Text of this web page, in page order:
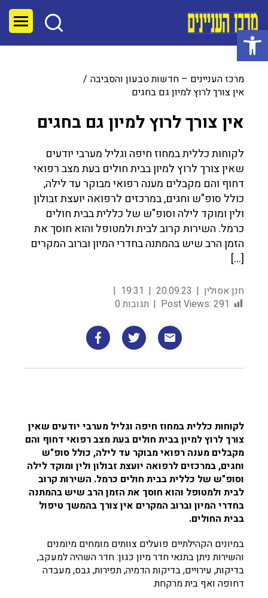
פתח סרגל נגישות
מרכז העניינים – חדשות טבעון והסביבה
אין צורך לרוץ למיון גם בחגים
אין צורך לרוץ למיון גם בחגים
לקוחות כללית במחוז חיפה וגליל מערבי יודעים
שאין צורך לרוץ למיון בבית חולים בעת מצב רפואי
דחוף והם מקבלים מענה רפואי מבוקר עד לילה,
כולל סופ"ש וחגים, במרכזים לרפואה יועצת זבולון
ולין ומוקד לילה וסופ"ש של כללית בבית חולים
כרמל. השירות קרוב לבית ולמטופל והוא חוסך את
הזמן הרב שיש בהמתנה בחדרי המיון וברוב המקרים
[…]
חנן אסולין 20.09.23
19:31
Post Views: 291 תגובות 0
לקוחות כללית במחוז חיפה וגליל מערבי יודעים שאין
צורך לרוץ למיון בבית חולים בעת מצב רפואי דחוף והם
מקבלים מענה רפואי מבוקר עד לילה, כולל סופ"ש
וחגים, במרכזים לרפואה יועצת זבולון ולין ומוקד לילה
וסופ"ש של כללית בבית חולים כרמל. השירות קרוב
לבית ולמטופל והוא חוסך את הזמן הרב שיש בהמתנה
בחדרי המיון וברוב המקרים אין צורך בהמשך טיפול
בבית החולים.
במיונים הקהילתיים פועלים צוותים מומחים מיומנים
והשירות ניתן בתנאי חדר מיון כגון: חדר השהיה למעקב,
בדיקות, עירויים, בדיקות הדמיה, תפירות, גבס, מעבדה
דחופה ואף בית מרקחת.